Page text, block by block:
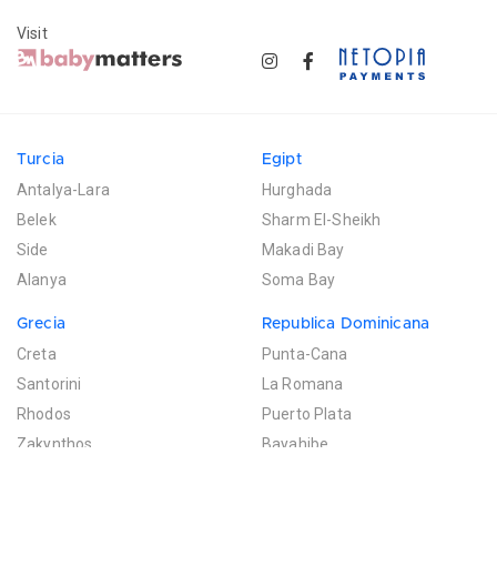
Visit
Turcia
Antalya-Lara
Belek
Side
Alanya
Egipt
Hurghada
Sharm El-Sheikh
Makadi Bay
Soma Bay
Grecia
Creta
Santorini
Rhodos
Zakynthos
Republica Dominicana
Punta-Cana
La Romana
Puerto Plata
Bayahibe